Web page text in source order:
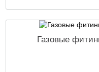
Газовые